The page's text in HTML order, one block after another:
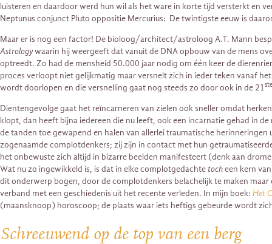
luisteren en daardoor werd hun wil als het ware in korte tijd versterkt en
Neptunus conjunct Pluto oppositie Mercurius: De twintigste eeuw is
Maar er is nog een factor! De bioloog/architect/astroloog A.T. Mann
Astrologywaarin hij weergeeft dat vanuit de DNA opbouw van de mens
optreedt. Zo had de mensheid 50.000 jaar nodig om één keer de
proces verloopt niet gelijkmatig maar versnelt zich in ieder teken vanaf
wordt doorlopen en die versnelling gaat nog steeds zo door ook in de 21ste
Dientengevolge gaat het reïncarneren van zielen ook sneller omdat
klopt, dan heeft bijna iedereen die nu leeft, ook een incarnatie gehad in
de tanden toe gewapend en halen van allerlei traumatische
zogenaamde complotdenkers; zij zijn in contact met hun
het onbewuste zich altijd in bizarre beelden manifesteert (denk aan
Wat nu zo ingewikkeld is, is dat in elke complotgedachtetocheen kern
dit onderwerp bogen, door de complotdenkers belachelijk te maken
verband met een geschiedenis uit het recente verleden. In mijn boek: Het
(maansknoop) horoscoop; de plaats waar iets heftigs gebeurde wordt
Schreeuwend op de top van een berg